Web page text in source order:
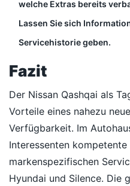
welche Extras bereits
Lassen Sie sich
Servicehistorie geben.
Fazit
Der Nissan Qashqai als
Vorteile eines nahezu
Verfügbarkeit. Im
Interessenten kompetente
markenspezifischen
Hyundai und Silence. Die